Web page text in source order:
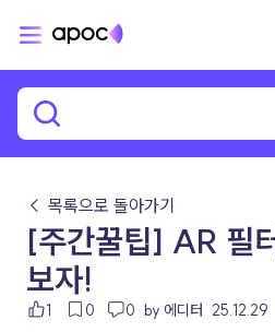
← 목록으로 돌아가기
[주간꿀팁] AR 필
보자!
1 0 0 by 에디터 25.12.29